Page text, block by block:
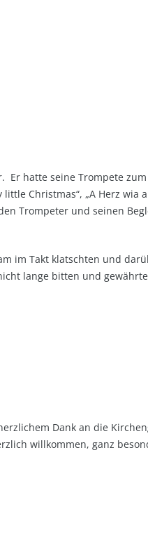
Er hatte seine Trompete
Christmas“, „A Herz wia a
Trompeter und seinen
im Takt klatschten und
lange bitten und
Dank an die
willkommen, ganz